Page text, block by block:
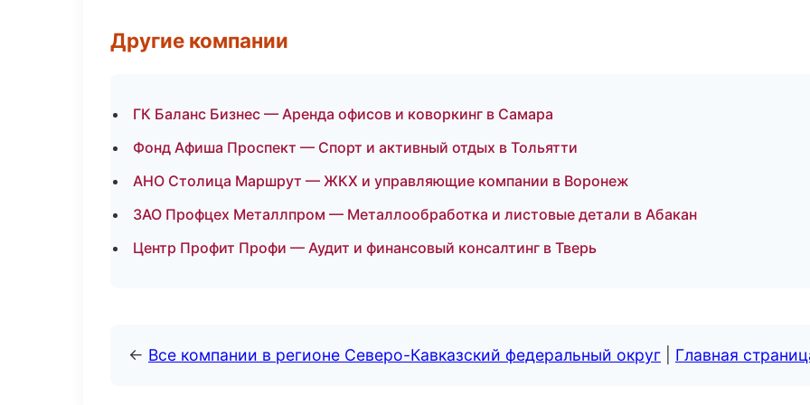
Другие компании
ГК Баланс Бизнес — Аренда офисов и коворкинг в Самара
Фонд Афиша Проспект — Спорт и активный отдых в Тольятти
АНО Столица Маршрут — ЖКХ и управляющие компании в Воронеж
ЗАО Профцех Металлпром — Металлообработка и листовые детали в Абакан
Центр Профит Профи — Аудит и финансовый консалтинг в Тверь
← Все компании в регионе Северо-Кавказский федеральный округ Главная